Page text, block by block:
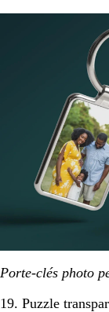
Porte-clés photo
19. Puzzle